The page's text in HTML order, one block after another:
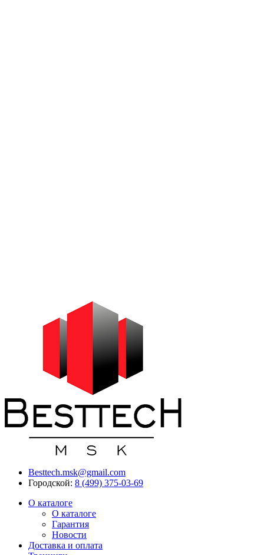
Besttech.msk@gmail.com
Городской: 8 (499) 375-03-69
О каталоге
О каталоге
Гарантия
Новости
Доставка и оплата